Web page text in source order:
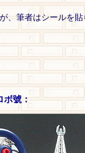
筆者はシールを貼
ボ號：